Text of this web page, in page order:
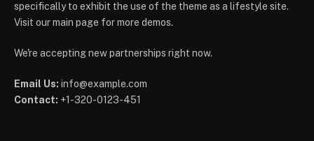
specifically to exhibit the use of the theme as a lifestyle site.
Visit our main page for more demos.
We're accepting new partnerships right now.
Email Us: info@example.com
Contact: +1-320-0123-451